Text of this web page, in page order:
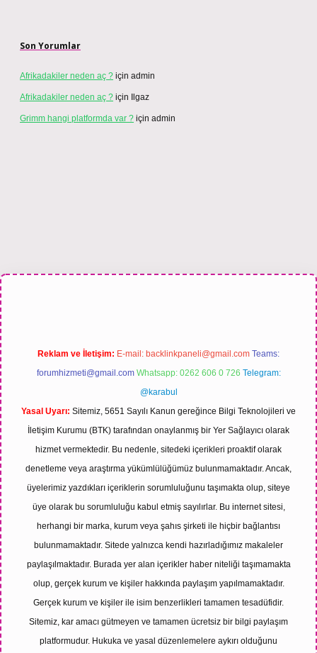
Son Yorumlar
Afrikadakiler neden aç ? için admin
Afrikadakiler neden aç ? için Ilgaz
Grimm hangi platformda var ? için admin
Reklam ve İletişim: E-mail: backlinkpaneli@gmail.com Teams:
forumhizmeti@gmail.com Whatsapp: 0262 606 0 726 Telegram:
@karabul
Yasal Uyarı: Sitemiz, 5651 Sayılı Kanun gereğince Bilgi Teknolojileri ve
İletişim Kurumu (BTK) tarafından onaylanmış bir Yer Sağlayıcı olarak
hizmet vermektedir. Bu nedenle, sitedeki içerikleri proaktif olarak
denetleme veya araştırma yükümlülüğümüz bulunmamaktadır. Ancak,
üyelerimiz yazdıkları içeriklerin sorumluluğunu taşımakta olup, siteye
üye olarak bu sorumluluğu kabul etmiş sayılırlar. Bu internet sitesi,
herhangi bir marka, kurum veya şahıs şirketi ile hiçbir bağlantısı
bulunmamaktadır. Sitede yalnızca kendi hazırladığımız makaleler
paylaşılmaktadır. Burada yer alan içerikler haber niteliği taşımamakta
olup, gerçek kurum ve kişiler hakkında paylaşım yapılmamaktadır.
Gerçek kurum ve kişiler ile isim benzerlikleri tamamen tesadüfidir.
Sitemiz, kar amacı gütmeyen ve tamamen ücretsiz bir bilgi paylaşım
platformudur. Hukuka ve yasal düzenlemelere aykırı olduğunu